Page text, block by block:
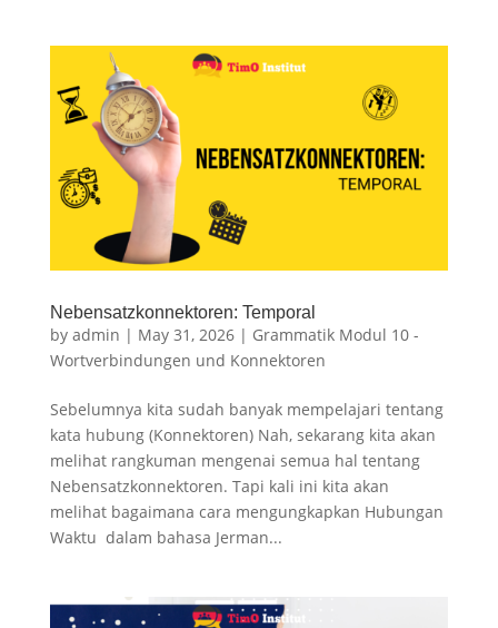
Nebensatzkonnektoren: Temporal
by admin | May 31, 2026| Grammatik Modul 10 -
Wortverbindungen und Konnektoren
Sebelumnya kita sudah banyak mempelajari tentang
kata hubung (Konnektoren) Nah, sekarang kita akan
melihat rangkuman mengenai semua hal tentang
Nebensatzkonnektoren. Tapi kali ini kita akan
melihat bagaimana cara mengungkapkan Hubungan
Waktu dalam bahasa Jerman...